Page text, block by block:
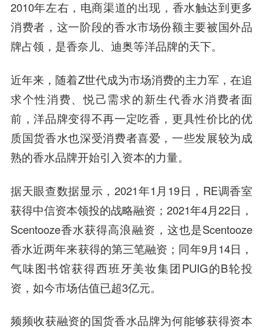
2010年左右， 电商渠道的出现，香水触达到更多
消费者，这一阶段的香水市场份额主要被国外品
牌占领，是香奈儿、迪奥等洋品牌的天下。
近年来，随着Z世代成为市场消费的主力军，在追
求个性消费、悦己需求的新生代香水消费者面
前，洋品牌变得不再一定吃香，更具性价比的优
质国货香水也深受消费者喜爱，一些发展较为成
熟的香水品牌开始引入资本的力量。
据天眼查数据显示，2021年1月19日，RE调香室
获得中信资本领投的战略融资；2021年4月22日，
Scentooze香水获得高浪融资，这也是Scentooze
香水近两年来获得的第三笔融资；同年9月14日，
气味图书馆获得西班牙美妆集团PUIG的B轮投
资，如今市场估值已超3亿元。
频频收获融资的国货香水品牌为何能够获得资本